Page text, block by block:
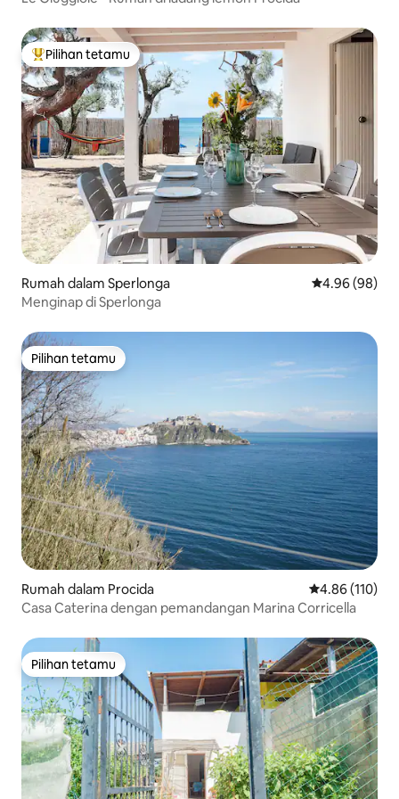
Pilihan utama tetamu
Pilihan tetamu
Rumah dalam Sperlonga Penarafan
4.96 (98)
Menginap di Sperlonga
Pilihan tetamu
Pilihan tetamu
Rumah dalam Procida Penarafan
4.86 (110)
Casa Caterina dengan pemandangan Marina Corricella
Pilihan tetamu
Pilihan tetamu